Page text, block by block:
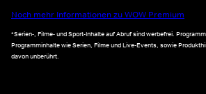
Noch mehr Informationen zu WOW Premium
*Serien-, Filme- und Sport-Inhalte auf Abruf sind werbefrei.
Programminhalte wie Serien, Filme und Live-Events, sowie
davon unberührt.